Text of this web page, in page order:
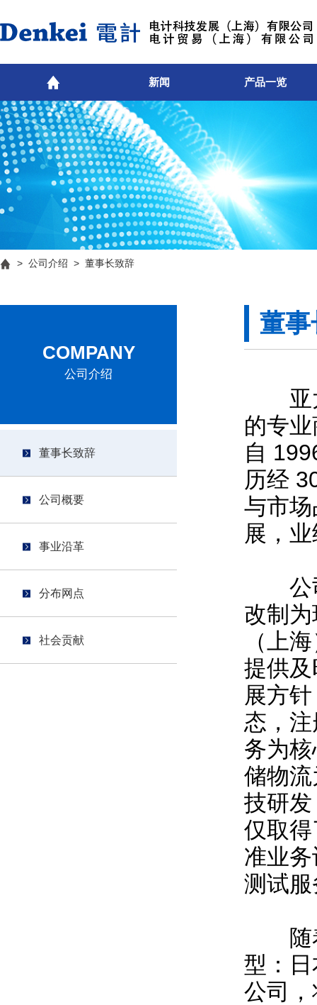
新闻 产品一览
> 公司介绍 > 董事长致辞
COMPANY
公司介绍
董事长致辞
公司概要
事业沿革
分布网点
社会贡献
董事
亚太
的专
自
历经
与市
展，
公司
改制
（上
提供
展方
态，
务为
储物
技研
仅取
准业
测试
随着
型：
公司